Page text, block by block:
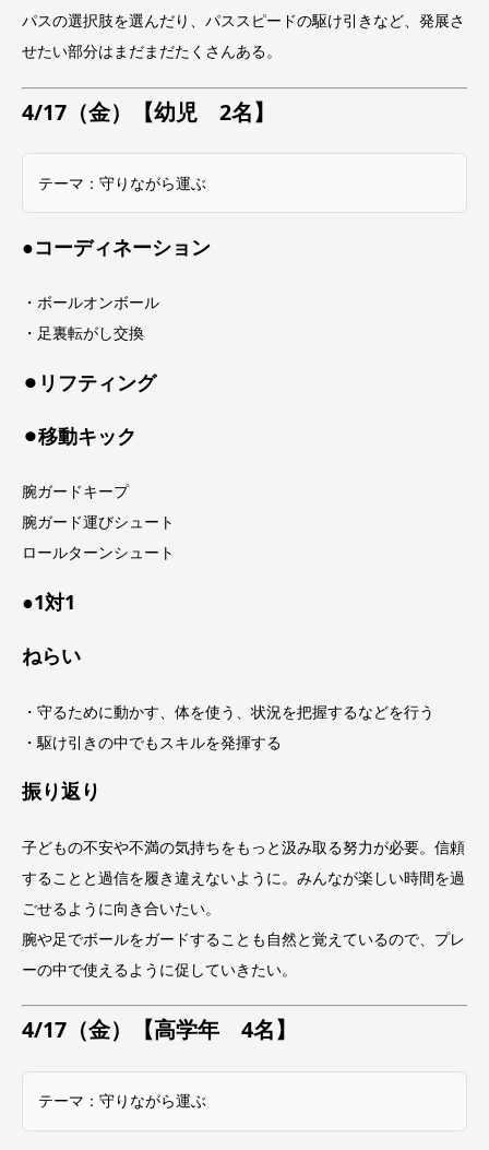
パスの選択肢を選んだり、パススピードの駆け引きなど、発展さ
せたい部分はまだまだたくさんある。
4/17（金）【幼児 2名】
テーマ：守りながら運ぶ
●コーディネーション
・ボールオンボール
・足裏転がし交換
⚫︎リフティング
⚫︎移動キック
腕ガードキープ
腕ガード運びシュート
ロールターンシュート
●1対1
ねらい
・守るために動かす、体を使う、状況を把握するなどを行う
・駆け引きの中でもスキルを発揮する
振り返り
子どもの不安や不満の気持ちをもっと汲み取る努力が必要。信頼
することと過信を履き違えないように。みんなが楽しい時間を過
ごせるように向き合いたい。
腕や足でボールをガードすることも自然と覚えているので、プレ
ーの中で使えるように促していきたい。
4/17（金）【高学年 4名】
テーマ：守りながら運ぶ